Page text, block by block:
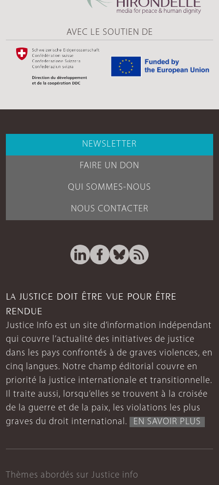
AVEC LE SOUTIEN DE
NEWSLETTER
FAIRE UN DON
QUI SOMMES-NOUS
NOUS CONTACTER
LA JUSTICE DOIT ÊTRE VUE POUR ÊTRE
RENDUE
Justice Info est un site d’information indépendant
qui couvre l’actualité des initiatives de justice
dans les pays confrontés à de graves violences, en
cinq langues. Notre champ éditorial couvre en
priorité la justice internationale et transitionnelle.
Il traite aussi, lorsqu’elles se trouvent à la croisée
de la guerre et de la paix, les violations les plus
graves du droit international.
EN SAVOIR PLUS
Thèmes abordés sur Justice info